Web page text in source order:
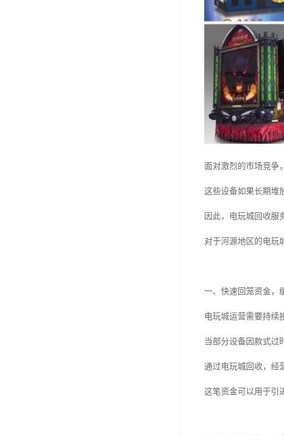
面对激烈的市场竞争
这些设备如果长期堆
因此，电玩城回收服
对于河源地区的电玩
一、快速回笼资金，
电玩城运营需要持续
当部分设备因款式过
通过电玩城回收，经
这笔资金可以用于引